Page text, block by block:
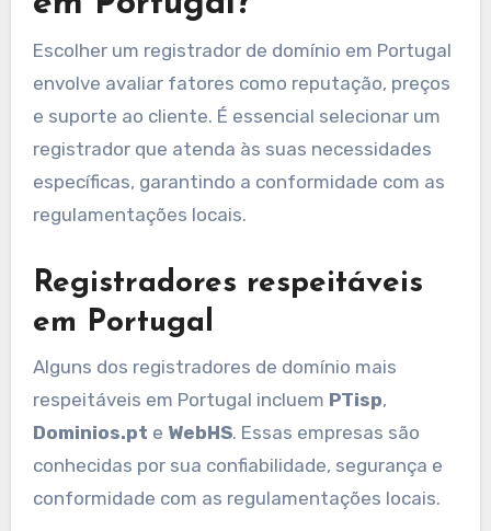
Como escolher um
registrador de domínio
em Portugal?
envolve avaliar fatores como reputação, preços
e suporte ao cliente. É essencial selecionar um
registrador que atenda às suas necessidades
específicas, garantindo a conformidade com as
regulamentações locais.
Registradores respeitáveis
em Portugal